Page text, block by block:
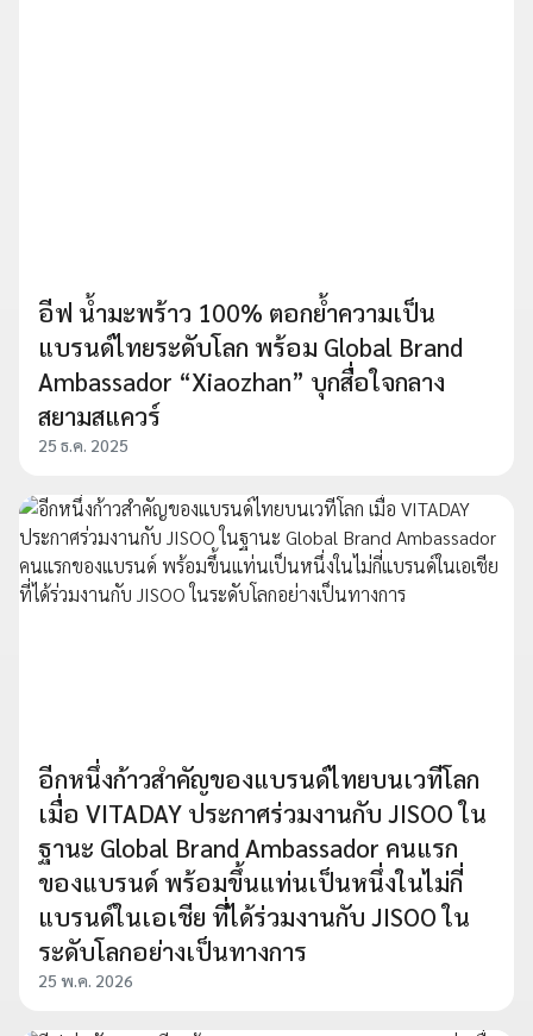
อีฟ น้ำมะพร้าว 100% ตอกย้ำความเป็น
แบรนด์ไทยระดับโลก พร้อม Global Brand
Ambassador “Xiaozhan” บุกสื่อใจกลาง
สยามสแควร์
25 ธ.ค. 2025
อีกหนึ่งก้าวสำคัญของแบรนด์ไทยบนเวทีโลก
เมื่อ VITADAY ประกาศร่วมงานกับ JISOO ใน
ฐานะ Global Brand Ambassador คนแรก
ของแบรนด์ พร้อมขึ้นแท่นเป็นหนึ่งในไม่กี่
แบรนด์ในเอเชีย ที่ได้ร่วมงานกับ JISOO ใน
ระดับโลกอย่างเป็นทางการ
25 พ.ค. 2026